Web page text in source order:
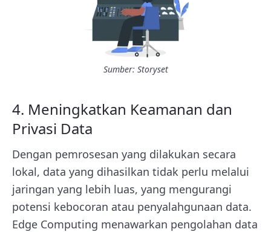
Sumber: Storyset
4. Meningkatkan Keamanan dan
Privasi Data
Dengan pemrosesan yang dilakukan secara
lokal, data yang dihasilkan tidak perlu melalui
jaringan yang lebih luas, yang mengurangi
potensi kebocoran atau penyalahgunaan data.
Edge Computing menawarkan pengolahan data